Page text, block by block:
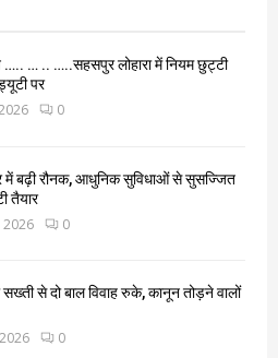
….. … .. …..सहसपुर लोहारा में नियम छुट्टी
पर
0
में बढ़ी रौनक, आधुनिक सुविधाओं से सुसज्जित
तैयार
2026 0
से दो बाल विवाह रुके, कानून तोड़ने वालों
0